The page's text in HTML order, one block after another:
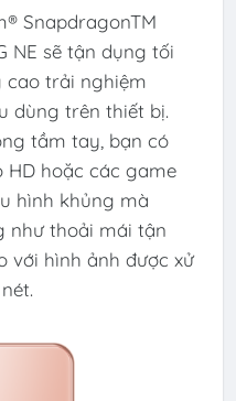
SnapdragonTM
NE sẽ tận dụng tối
cao trải nghiệm
dùng trên thiết bị.
tầm tay, bạn có
hoặc các game
hình khủng mà
như thoải mái tận
với hình ảnh được xử